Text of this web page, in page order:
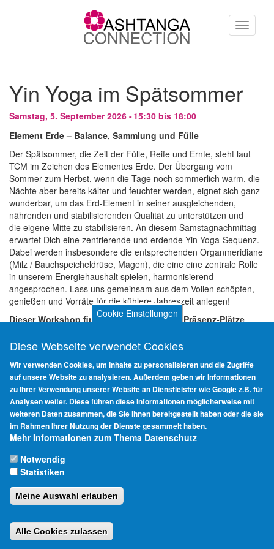
Toggle
Yin Yoga im Spätsommer
Samstag, 5. September 2026 -15:30 bis 18:00
Element Erde – Balance, Sammlung und Fülle
Der Spätsommer, die Zeit der Fülle, Reife und Ernte, steht laut
TCM im Zeichen des Elementes Erde. Der Übergang vom
Sommer zum Herbst, wenn die Tage noch sommerlich warm, die
Nächte aber bereits kälter und feuchter werden, eignet sich ganz
wunderbar, um das Erd-Element in seiner ausgleichenden,
nährenden und stabilisierenden Qualität zu unterstützen und
die eigene Mitte zu stabilisieren. An diesem Samstagnachmittag
erwartet Dich eine zentrierende und erdende Yin Yoga-Sequenz.
Dabei werden insbesondere die entsprechenden Organmeridiane
(Milz / Bauchspeicheldrüse, Magen), die eine eine zentrale Rolle
in unserem Energiehaushalt spielen, harmonisierend
angesprochen. Lass uns gemeinsam aus dem Vollen schöpfen,
genießen und Vorräte für die kühlere Jahreszeit anlegen!
Dieser Workshop findet hybrid statt – die Präsenz-Plätze
bitte bei uns. Wir schicken Dir dann den Zoom-Link zu!
Bitte verwende den folgenden Verwendungszweck bei Deiner
Überweisung: Modul Yin Elemente Spätsommer
Kosten:50 Euro
Impressum
Cookie Einstellungen
Diese Webseite verwendet Cookies
Wir verwenden Cookies, um Inhalte zu personalisieren und die Zugriffe
auf unsere Website zu analysieren. Außerdem geben wir Informationen
zu Ihrer Verwendung unserer Website an Dienstleister wie Google z.B. für
Analysen weiter. Diese führen diese Informationen möglicherweise mit
weiteren Daten zusammen, die Sie ihnen bereitgestellt haben oder die sie
im Rahmen Ihrer Nutzung der Dienste gesammelt haben.
Mehr Informationen zum Thema Datenschutz
Notwendig
Statistiken
Meine Auswahl erlauben
Alle Cookies zulassen